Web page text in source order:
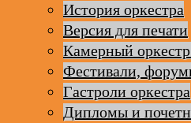
История оркестра
Версия для печати
Камерный
Фестивали,
Гастроли оркестра
Дипломы и